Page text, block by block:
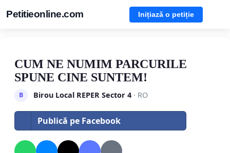
Petitieonline.com Inițiază o petiție
CUM NE NUMIM PARCURILE
SPUNE CINE SUNTEM!
B Birou Local REPER Sector 4· RO
Publică pe Facebook